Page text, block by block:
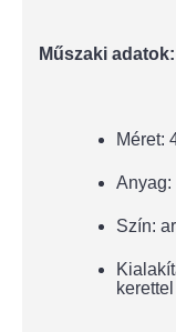
Műszaki adatok:
Méret:
Anyag:
Szín:
kerettel